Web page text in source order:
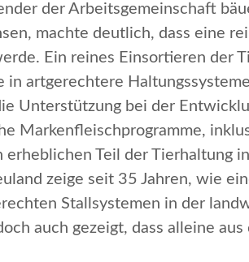
der Arbeitsgemeinschaft
machte deutlich, dass eine
Ein reines Einsortieren der
artgerechtere
Unterstützung bei der
Markenfleischprogramme,
erheblichen Teil der Tierhaltung
zeige seit 35 Jahren, wie
Stallsystemen in der
auch gezeigt, dass alleine